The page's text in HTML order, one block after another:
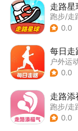
走路星
跑步/走
0.0
每日走
户外运
0.0
走路添
跑步/走
0.0